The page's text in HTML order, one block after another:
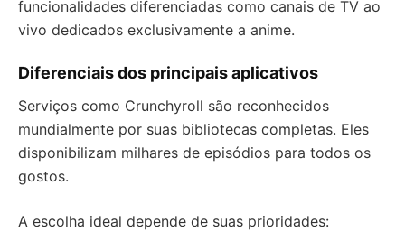
funcionalidades diferenciadas como canais de TV ao
vivo dedicados exclusivamente a anime.
Diferenciais dos principais aplicativos
Serviços como Crunchyroll são reconhecidos
mundialmente por suas bibliotecas completas. Eles
disponibilizam milhares de episódios para todos os
gostos.
A escolha ideal depende de suas prioridades: